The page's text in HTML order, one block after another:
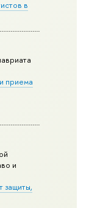
в
приема
и
защиты,